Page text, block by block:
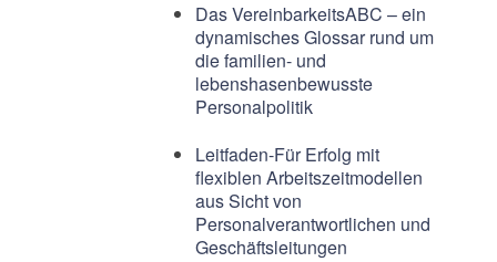
Das VereinbarkeitsABC – ein
dynamisches Glossar rund um
die familien- und
lebenshasenbewusste
Personalpolitik
Leitfaden-Für Erfolg mit
flexiblen Arbeitszeitmodellen
aus Sicht von
Personalverantwortlichen und
Geschäftsleitungen